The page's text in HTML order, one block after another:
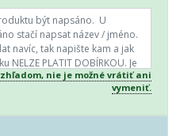
nie je možné vrátiť ani
vymeniť.